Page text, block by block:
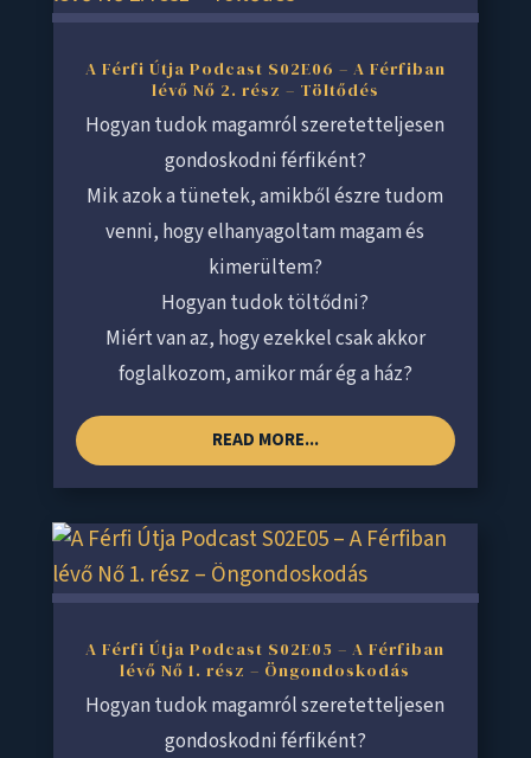
A Férfi Útja Podcast S02E06 – A Férfiban
lévő Nő 2. rész – Töltődés
Hogyan tudok magamról szeretetteljesen
gondoskodni férfiként?
Mik azok a tünetek, amikből észre tudom
venni, hogy elhanyagoltam magam és
kimerültem?
Hogyan tudok töltődni?
Miért van az, hogy ezekkel csak akkor
foglalkozom, amikor már ég a ház?
READ MORE...
A Férfi Útja Podcast S02E05 – A Férfiban
lévő Nő 1. rész – Öngondoskodás
Hogyan tudok magamról szeretetteljesen
gondoskodni férfiként?